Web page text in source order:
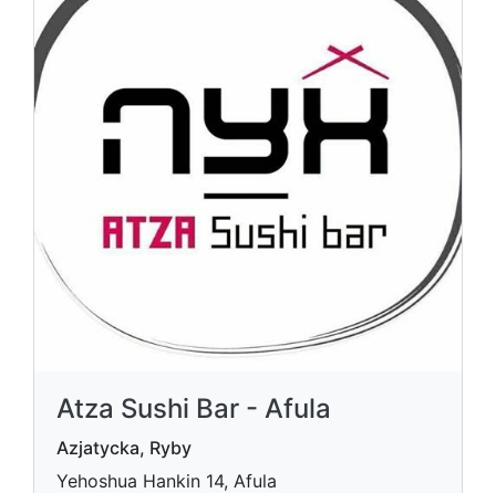
Atza Sushi Bar - Afula
Azjatycka, Ryby
Yehoshua Hankin 14, Afula